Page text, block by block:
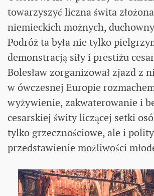
towarzyszyć liczna świta
niemieckich możnych,
Podróż ta była nie tylko
demonstracją siły i prestiżu
Bolesław zorganizował zjazd z
w ówczesnej Europie
wyżywienie, zakwaterowanie i
cesarskiej świty liczącej setki
tylko grzecznościowe, ale i
przedstawienie możliwości